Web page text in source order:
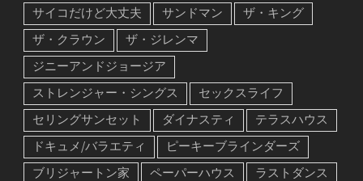
サイコだけど大丈夫
サンドマン
ザ・キング
ザ・クラウン
ザ・ジレンマ
ジニーアンドジョージア
ストレンジャー・シングス
セックスライフ
セリングサンセット
ダイナスティ
テラスハウス
ドキュメ/バラエティ
ピーキーブラインダーズ
ブリジャートン家
ペーパーハウス
ラストダンス